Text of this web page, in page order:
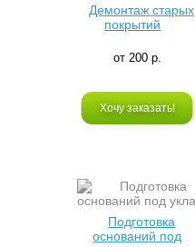
Демонтаж старых
покрытий
от 200 р.
Хочу заказать!
Подготовка
оснований под